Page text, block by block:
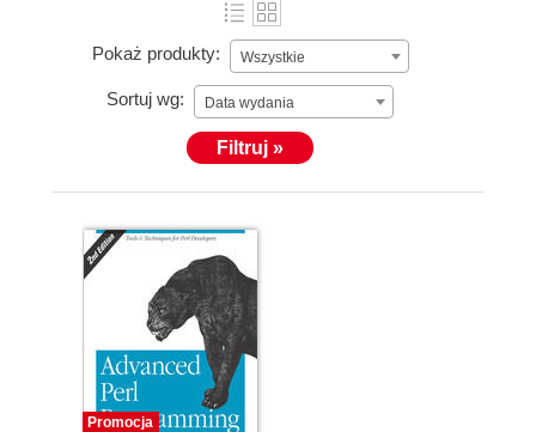
Pokaż produkty: Wszystkie
Sortuj wg: Data wydania
Filtruj »
Promocja